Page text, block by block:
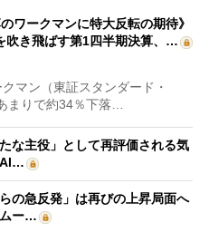
ワークマンに特大反転の期待》
吹き飛ばす第1四半期決算、…
マン（東証スタンダード・
まりで約34％下落…
な主役」として再評価される気
AI…
の急反発」は再びの上昇局面へ
ー…